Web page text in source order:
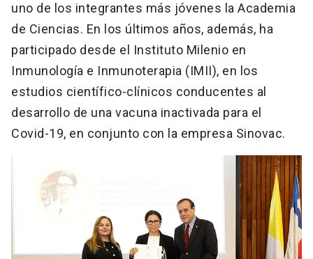
uno de los integrantes más jóvenes la Academia
de Ciencias. En los últimos años, además, ha
participado desde el Instituto Milenio en
Inmunología e Inmunoterapia (IMII), en los
estudios científico-clínicos conducentes al
desarrollo de una vacuna inactivada para el
Covid-19, en conjunto con la empresa Sinovac.